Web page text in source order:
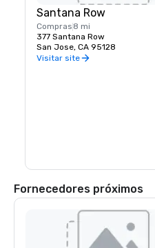
Santana Row
Compras 8 mi
377 Santana Row
San Jose, CA 95128
Visitar site
Fornecedores próximos